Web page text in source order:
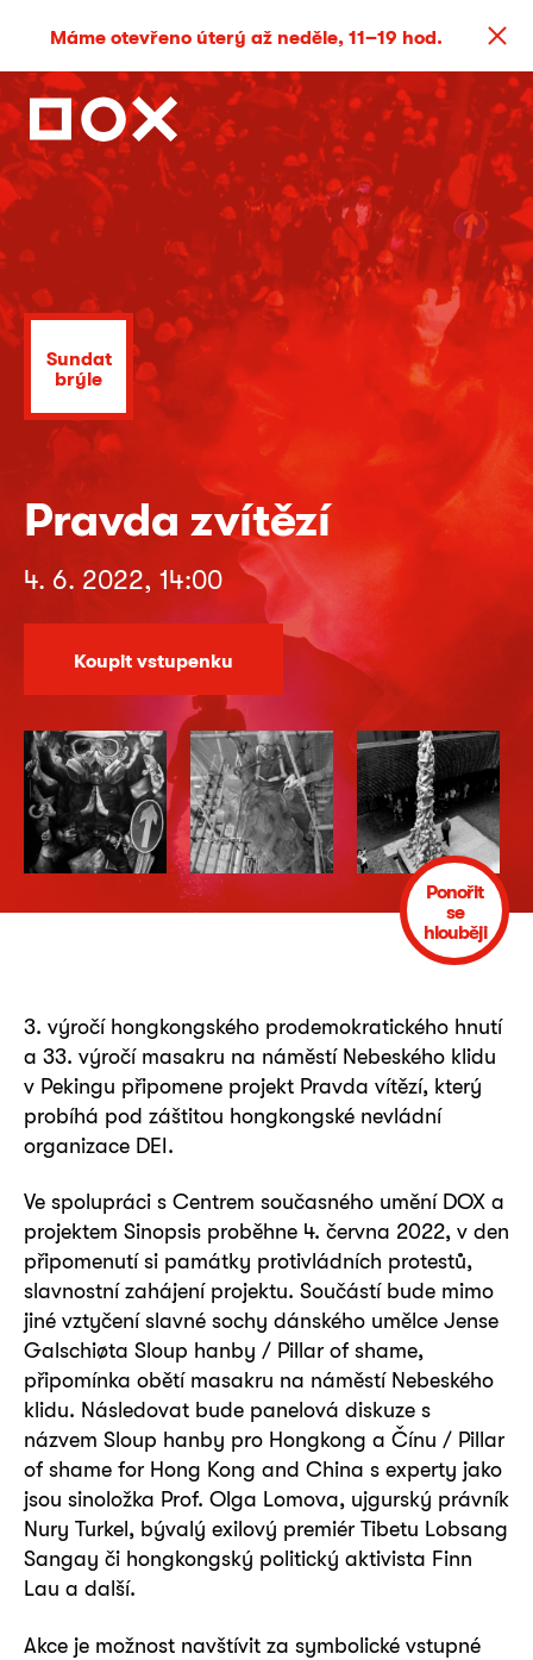
Máme otevřeno úterý až neděle, 11–19 hod.
Sundat
brýle
Pravda zvítězí
4. 6. 2022, 14:00
Koupit vstupenku
Ponořit
se
hlouběji
3. výročí hongkongského prodemokratického hnutí
a 33. výročí masakru na náměstí Nebeského klidu
v Pekingu připomene projekt Pravda vítězí, který
probíhá pod záštitou hongkongské nevládní
organizace DEI.
Ve spolupráci s Centrem současného umění DOX a
projektem Sinopsis proběhne 4. června 2022, v den
připomenutí si památky protivládních protestů,
slavnostní zahájení projektu. Součástí bude mimo
jiné vztyčení slavné sochy dánského umělce Jense
Galschiøta Sloup hanby / Pillar of shame,
připomínka obětí masakru na náměstí Nebeského
klidu. Následovat bude panelová diskuze s
názvem Sloup hanby pro Hongkong a Čínu / Pillar
of shame for Hong Kong and China s experty jako
jsou sinoložka Prof. Olga Lomova, ujgurský právník
Nury Turkel, bývalý exilový premiér Tibetu Lobsang
Sangay či hongkongský politický aktivista Finn
Lau a další.
Akce je možnost navštívit za symbolické vstupné